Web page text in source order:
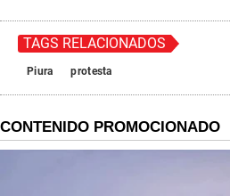
TAGS RELACIONADOS
Piura protesta